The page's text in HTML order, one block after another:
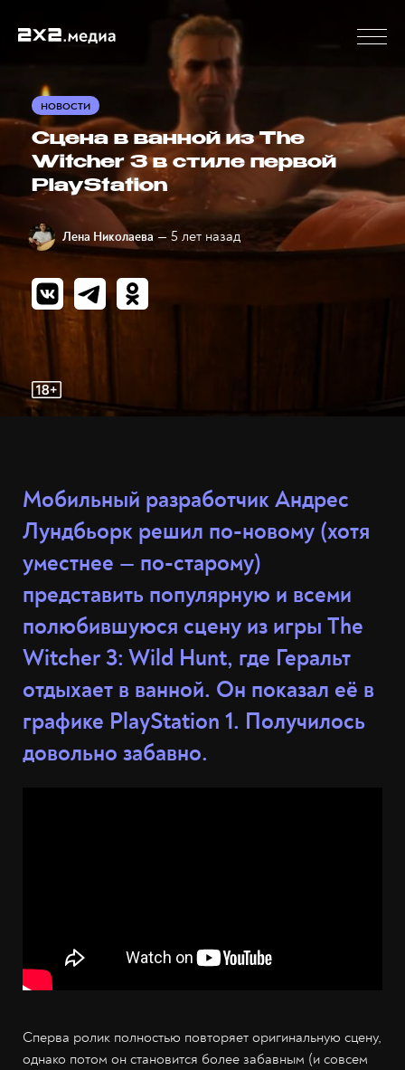
НОВОСТИ
Сцена в ванной из The
Witcher 3 в стиле первой
PlayStation
Лена Николаева — 5 лет назад
Мобильный разработчик Андрес
Лундбьорк решил по-новому (хотя
уместнее — по-старому)
представить популярную и всеми
полюбившуюся сцену из игры The
Witcher 3: Wild Hunt, где Геральт
отдыхает в ванной. Он показал её в
графике PlayStation 1. Получилось
довольно забавно.
Сперва ролик полностью повторяет оригинальную сцену,
однако потом он становится более забавным (и совсем